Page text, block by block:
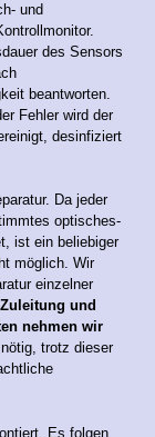
und
des Sensors
beantworten.
Fehler wird der
desinfiziert
Da jeder
optisches-
ist ein beliebiger
möglich. Wir
einzelner
und
nehmen wir
trotz dieser
Es folgen